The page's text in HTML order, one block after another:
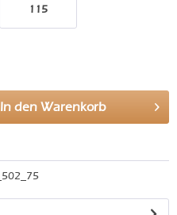
115
In den Warenkorb